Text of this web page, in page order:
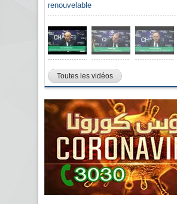
renouvelable
Toutes les vidéos